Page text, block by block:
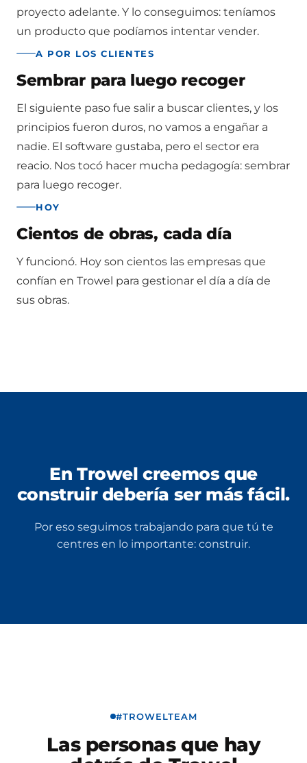
proyecto adelante. Y lo conseguimos: teníamos
un producto que podíamos intentar vender.
A POR LOS CLIENTES
Sembrar para luego recoger
El siguiente paso fue salir a buscar clientes, y los
principios fueron duros, no vamos a engañar a
nadie. El software gustaba, pero el sector era
reacio. Nos tocó hacer mucha pedagogía: sembrar
para luego recoger.
HOY
Cientos de obras, cada día
Y funcionó. Hoy son cientos las empresas que
confían en Trowel para gestionar el día a día de
sus obras.
En Trowel creemos que
construir debería ser más fácil.
Por eso seguimos trabajando para que tú te
centres en lo importante: construir.
#TROWELTEAM
Las personas que hay